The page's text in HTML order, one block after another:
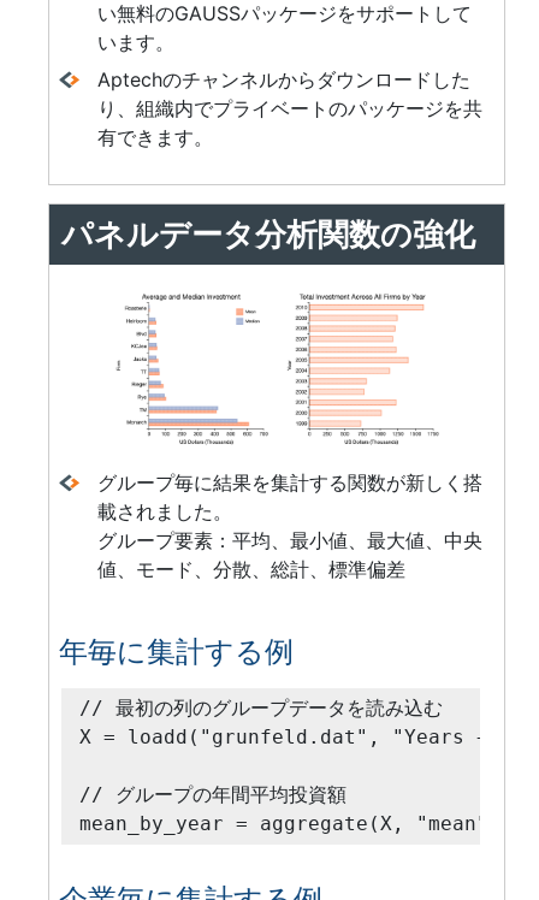
い無料のGAUSSパッケージをサポートして
います。
Aptechのチャンネルからダウンロードした
り、組織内でプライベートのパッケージを共
有できます。
パネルデータ分析関数の強化
グループ毎に結果を集計する関数が新しく搭
載されました。
グループ要素：平均、最小値、最大値、中央
値、モード、分散、総計、標準偏差
年毎に集計する例
// 最初の列のグループデータを読み込む
X = loadd("grunfeld.dat", "Years +
// グループの年間平均投資額
mean_by_year = aggregate(X, "mean");